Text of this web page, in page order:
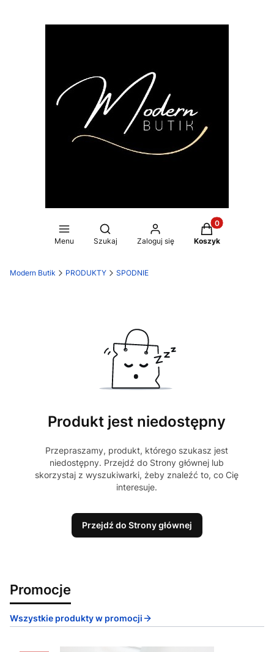
Menu
Otwórz wyszukiwarkę
Szukaj Zaloguj się
Produkty w
Koszyk
Modern Butik PRODUKTY SPODNIE
Produkt jest niedostępny
Przepraszamy, produkt, którego szukasz jest
niedostępny. Przejdź do Strony głównej lub
skorzystaj z wyszukiwarki, żeby znaleźć to, co Cię
interesuje.
Przejdź do Strony głównej
Promocje
Wszystkie produkty w promocji